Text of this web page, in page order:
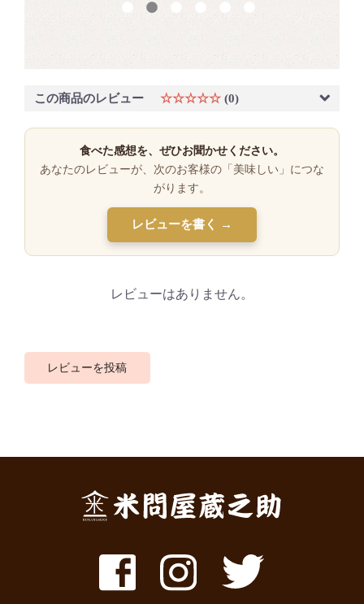
この商品のレビュー ☆☆☆☆☆ (0)
食べた感想を、ぜひお聞かせください。
あなたのレビューが、次のお客様の「美味しい」につな
がります。
レビューを書く →
レビューはありません。
レビューを投稿